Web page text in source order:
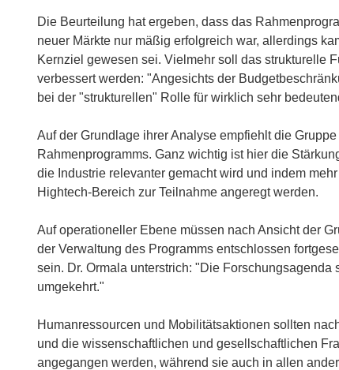
Die Beurteilung hat ergeben, dass das
neuer Märkte nur mäßig erfolgreich war, allerdings
Kernziel gewesen sei. Vielmehr soll das strukturelle
verbessert werden: "Angesichts der
bei der "strukturellen" Rolle für wirklich sehr
Auf der Grundlage ihrer Analyse empfiehlt die
Rahmenprogramms. Ganz wichtig ist hier die
die Industrie relevanter gemacht wird und indem
Hightech-Bereich zur Teilnahme angeregt werden.
Auf operationeller Ebene müssen nach Ansicht der
der Verwaltung des Programms entschlossen
sein. Dr. Ormala unterstrich: "Die
umgekehrt."
Humanressourcen und Mobilitätsaktionen sollten
und die wissenschaftlichen und gesellschaftlichen
angegangen werden, während sie auch in allen